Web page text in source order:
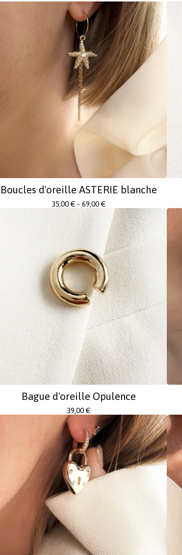
Boucles d'oreille ASTERIE blanche
35,00 € - 69,00 €
Bague d'oreille Opulence
39,00 €